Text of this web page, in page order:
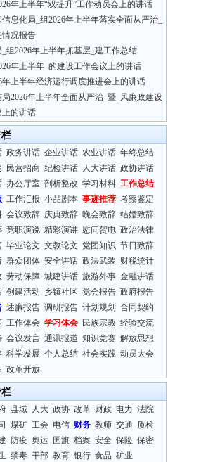
年上半年“双提升”工作动员会上的讲话
息化局_组2026年上半年落实全面从严治_
情况报告
组2026年上半年抓基层_建工作总结
年上半年_的建设工作会议上的讲话
年上半年经济运行调度推进会上的讲话
2026年上半年全面从严治_暨_风廉政建设
上的讲话
政务讲话 企业讲话 农业讲话 年终总结
民营招商 纪检讲话 人大讲话 政协讲话
办公厅室 剖析整改 学习材料 工作总结
工作汇报 小品剧本 事迹推荐 考察鉴定
会议致辞 庆典致辞 晚会致辞 结婚致辞
竞职演说 精彩演讲 慰问贺电 政治法律
毕业论文 文教论文 党团知识 节日致辞
群众团体 安全讲话 政法武装 财税统计
劳动保障 城建讲话 旅游外事 金融讲话
创建活动 乡镇社区 党会报告 政府报告
述廉报告 调研报告 计划规划
合同契约
工作体会 学习体会 民族宗教 经验交流
会议发言 通讯报道 知识竞赛 解放思想
科学发展 个人总结 社会实践 动员大会
改革开放
县域 人大 政协 改革 财政 电力 法院
煤矿 工会 电信 财务 教师 交通 质检
防疫 奥运 国旗 档案 安全 保险 保密
禁毒 干部 教育 银行 食品 矿业